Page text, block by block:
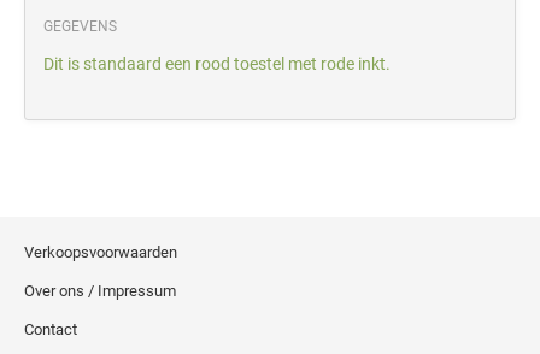
GEGEVENS
Dit is standaard een rood toestel met rode inkt.
Verkoopsvoorwaarden
Over ons / Impressum
Contact